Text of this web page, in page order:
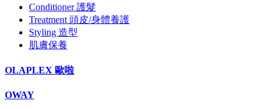
Conditioner 護髮
Treatment 頭皮/身體養護
Styling 造型
肌膚保養
OLAPLEX 歐啦
OWAY